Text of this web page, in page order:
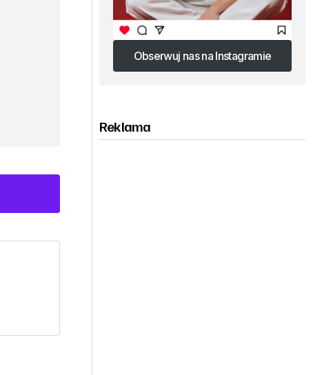
Obserwuj nas na Instagramie
Obserwuj nas na Instagramie
Reklama